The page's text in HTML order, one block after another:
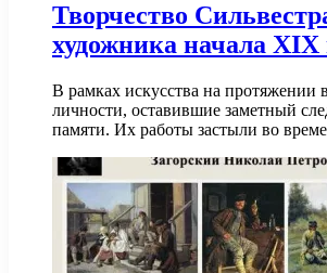
Творчество
художника начала XIX
В рамках искусства на протяжении
личности, оставившие заметный
памяти. Их работы застыли во